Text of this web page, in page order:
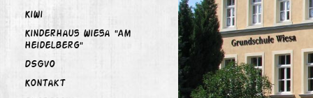
KiWi
Kinderhaus Wiesa "Am
Heidelberg"
DSGVO
Kontakt